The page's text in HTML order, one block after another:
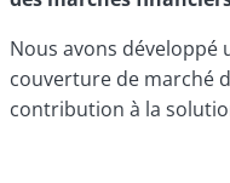
Nous avons
couverture de marché
contribution à la